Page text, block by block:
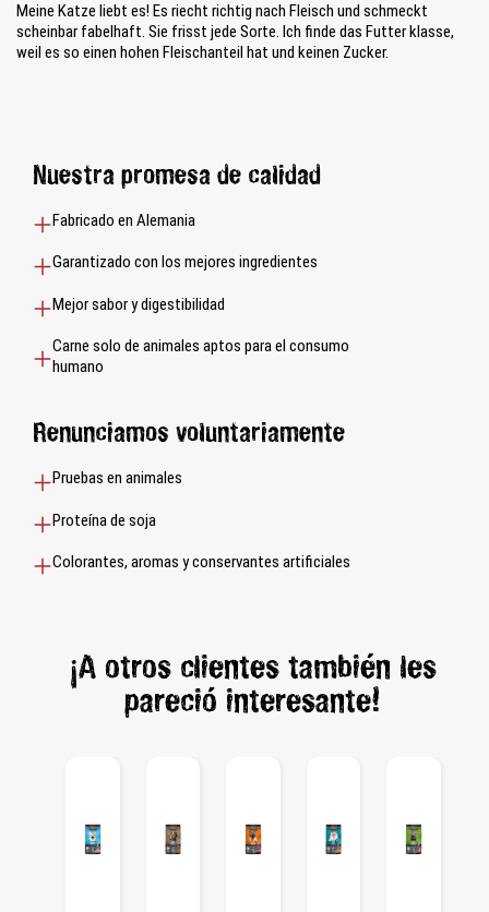
Meine Katze liebt es! Es riecht richtig nach Fleisch und schmeckt
scheinbar fabelhaft. Sie frisst jede Sorte. Ich finde das Futter klasse,
weil es so einen hohen Fleischanteil hat und keinen Zucker.
Nuestra promesa de calidad
Fabricado en Alemania
Garantizado con los mejores ingredientes
Mejor sabor y digestibilidad
Carne solo de animales aptos para el consumo
humano
Renunciamos voluntariamente
Pruebas en animales
Proteína de soja
Colorantes, aromas y conservantes artificiales
¡A otros clientes también les
pareció interesante!